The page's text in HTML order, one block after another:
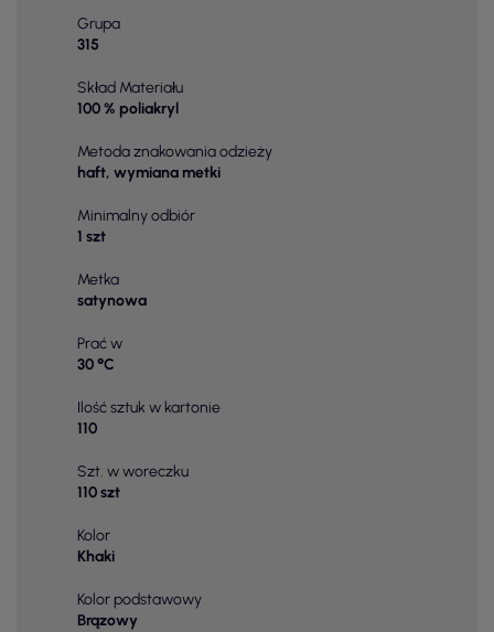
Grupa
315
Skład Materiału
100 % poliakryl
Metoda znakowania odzieży
haft, wymiana metki
Minimalny odbiór
1 szt
Metka
satynowa
Prać w
30 °C
Ilość sztuk w kartonie
110
Szt. w woreczku
110 szt
Kolor
Khaki
Kolor podstawowy
Brązowy